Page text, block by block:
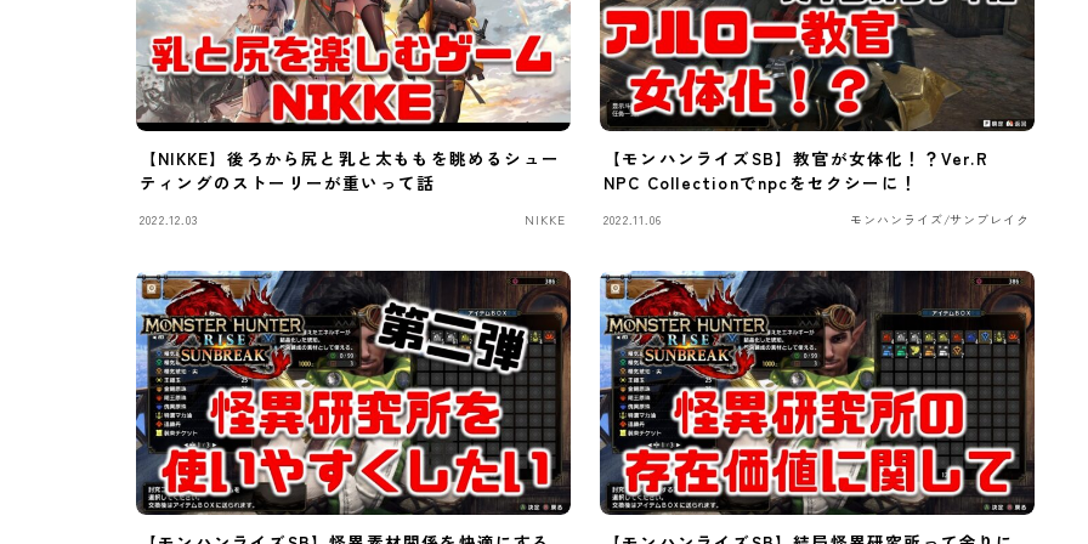
【NIKKE】後ろから尻と乳と太ももを眺めるシュー
ティングのストーリーが重いって話
2022.12.03 NIKKE
【モンハンライズSB】教官が女体化！？Ver.R
NPC Collectionでnpcをセクシーに！
2022.11.06 モンハンライズ/サンブレイク